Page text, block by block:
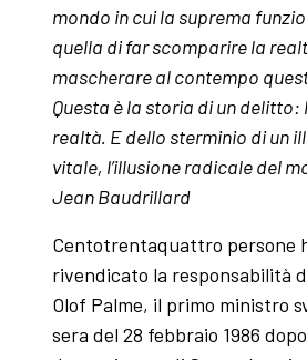
mondo in cui la suprema
quella di far scomparire la
mascherare al contempo
Questa è la storia di un delitto:
realtà. E dello sterminio di un
vitale, l’illusione radicale del
Jean Baudrillard
Centotrentaquattro persone
rivendicato la responsabilità
Olof Palme, il primo ministro
sera del 28 febbraio 1986